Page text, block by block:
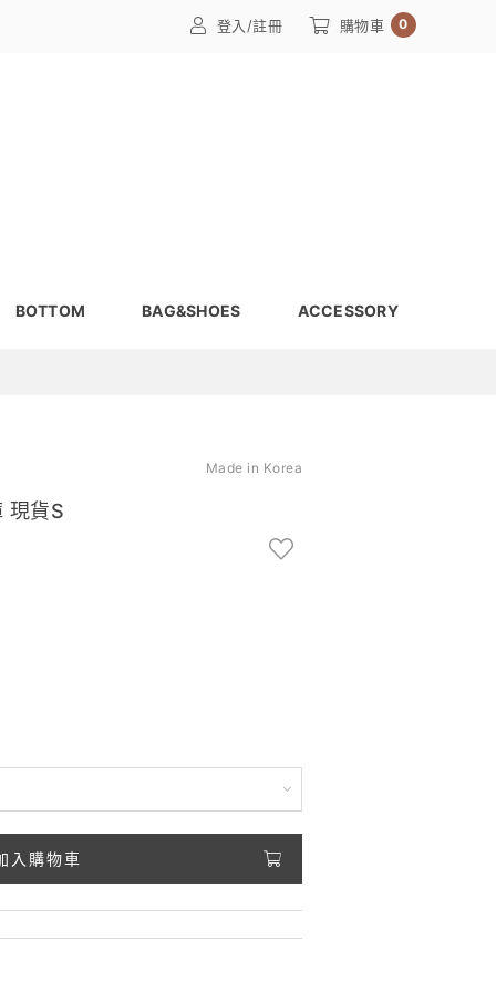
登入/註冊 購物車 0
BOTTOM BAG&SHOES ACCESSORY
Made in Korea
現貨S
入購物車